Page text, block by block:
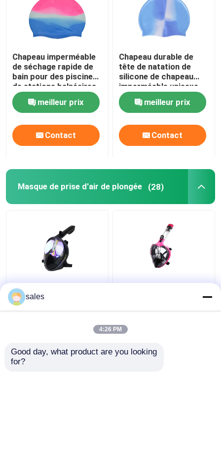
Chapeau imperméable
de séchage rapide de
bain pour des piscines
de stations balnéaires
meilleur prix
Contact
Chapeau durable de
tête de natation de
silicone de chapeau
imperméable unisexe
de bain
meilleur prix
Contact
Masque de prise d'air de plongée (28)
Silicone lunettes de
plein visage de 180
degrés avec la plongée
Silicone de plongée
panoramique de 180
degrés
sales
4:26 PM
Good day, what product are you looking
for?